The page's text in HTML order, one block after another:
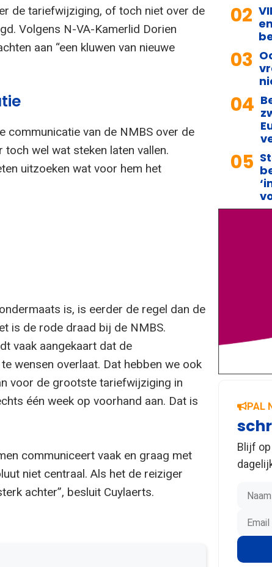
de tariefwijziging, of toch niet over de
Volgens N-VA-Kamerlid Dorien
aan “een kluwen van nieuwe
communicatie van de NMBS over de
toch wel wat steken laten vallen.
uitzoeken wat voor hem het
is, is eerder de regel dan de
is de rode draad bij de NMBS.
vaak aangekaart dat de
wensen overlaat. Dat hebben we ook
voor de grootste tariefwijziging in
één week op voorhand aan. Dat is
communiceert vaak en graag met
niet centraal. Als het de reiziger
achter”, besluit Cuylaerts.
02
03
04
05
PAL
Blijf